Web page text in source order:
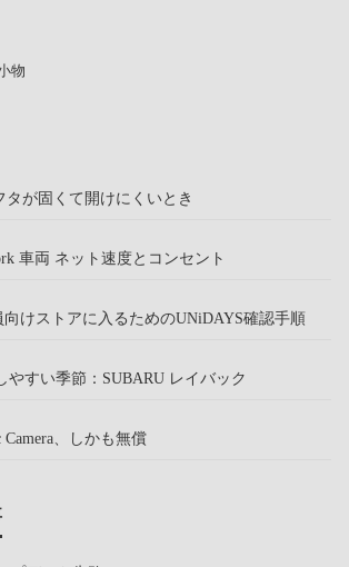
物
タが固くて開けにくいとき
車両 ネット速度とコンセント
向けストアに入るためのUNiDAYS確認手順
やすい季節：SUBARU レイバック
Camera、しかも無償